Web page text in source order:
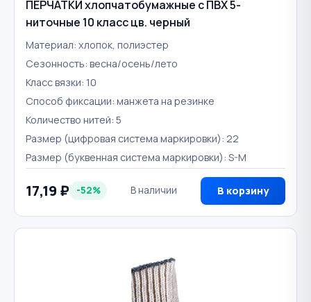
ПЕРЧАТКИ хлопчатобумажные с ПВХ 5-
ниточные 10 класс цв. черный
Материал: хлопок, полиэстер
Сезонность: весна/осень/лето
Класс вязки: 10
Способ фиксации: манжета на резинке
Количество нитей: 5
Размер (цифровая система маркировки): 22
Размер (буквенная система маркировки): S-M
17,19 ₽ -52% В наличии В корзину